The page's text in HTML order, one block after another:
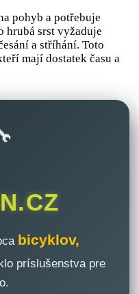
pohyb a potřebuje
hrubá srst vyžaduje
a stříhání. Toto
mají dostatek času a
bicyklov,
príslušenstva pre